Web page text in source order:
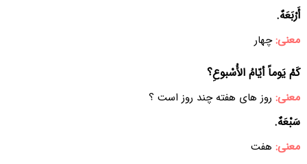
أَرْبَعَهٌ.
معنی:چهار
کَمْ یَوماً أیّامُ الأُسْبوعِ؟
معنی: روز های هفته چند روز است ؟
سَبْعَهٌ.
معنی: هفت